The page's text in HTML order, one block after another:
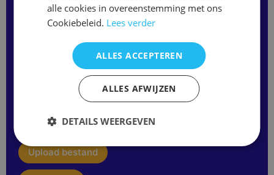
upload
Upload bestand
alle cookies in overeenstemming met ons
Cookiebeleid. Lees verder
ALLES ACCEPTEREN
ALLES AFWIJZEN
DETAILS WEERGEVEN